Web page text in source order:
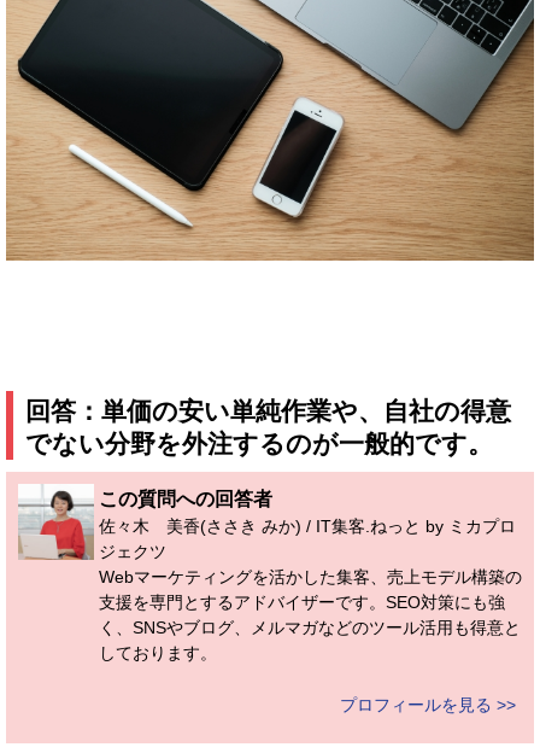
回答：単価の安い単純作業や、自社の得意
でない分野を外注するのが一般的です。
この質問への回答者
佐々木 美香(ささき みか) / IT集客.ねっと by ミカプロ
ジェクツ
Webマーケティングを活かした集客、売上モデル構築の
支援を専門とするアドバイザーです。SEO対策にも強
く、SNSやブログ、メルマガなどのツール活用も得意と
しております。
プロフィールを見る >>